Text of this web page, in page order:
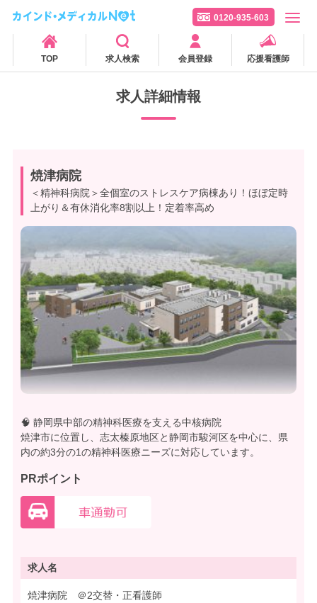
0120-935-603
TOP 求人検索 会員登録 応援看護師
求人詳細情報
焼津病院
＜精神科病院＞全個室のストレスケア病棟あり！ほぼ定時
上がり＆有休消化率8割以上！定着率高め
🧠 静岡県中部の精神科医療を支える中核病院
焼津市に位置し、志太榛原地区と静岡市駿河区を中心に、県
内の約3分の1の精神科医療ニーズに対応しています。
PRポイント
求人名
焼津病院 ＠2交替・正看護師